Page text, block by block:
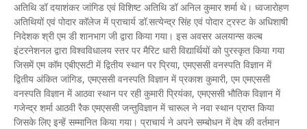
अतिथि डॉ दयाशंकर जांगिड एवं विशिष्ट अतिथि डॉ अनिल कुमार शर्मा थे। ध्वजारोहण
अतिथियों एवं पोदार कॉलेज में प्राचार्य डॉ.सत्येन्द्र सिंह एवं पोदार ट्रस्ट के अधिशाषी
निदेशक श्री एम डी शानभाग जी द्वारा किया गया। इस अवसर अलयान्स कल्ब
इंटरनेशनल द्वारा विश्वविधालय स्तर पर मैरिट धारी विद्यार्थियों को पुरस्कृत किया गया
जिसमें एम कॉम एबीएसटी में द्वितीय स्थान पर प्रिया, एमएससी वनस्पति विज्ञान में
द्वितीय अंकित जांगिड, एमएससी वनस्पति विज्ञान में प्रकाश कुमारी, एम एमएससी
वनस्पति विज्ञान में आठवा स्थान पर रही कुमारी प्रियंका, एमएससी भौतिक विज्ञान में
गजेन्द्र शर्मा आठवी रैक एमएससी जन्तुविज्ञान में चारूल ने नवा स्थान प्राप्त किया
जिसके लिए इन्हें सम्मानित किया गया। प्राचार्य ने अपने सम्बोधन में देष की वर्तमान